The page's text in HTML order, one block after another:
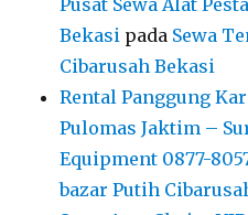
Pusat Sewa Alat
Bekasi pada Sewa
Cibarusah Bekasi
Rental Panggung
Pulomas Jaktim –
Equipment 0877-
bazar Putih